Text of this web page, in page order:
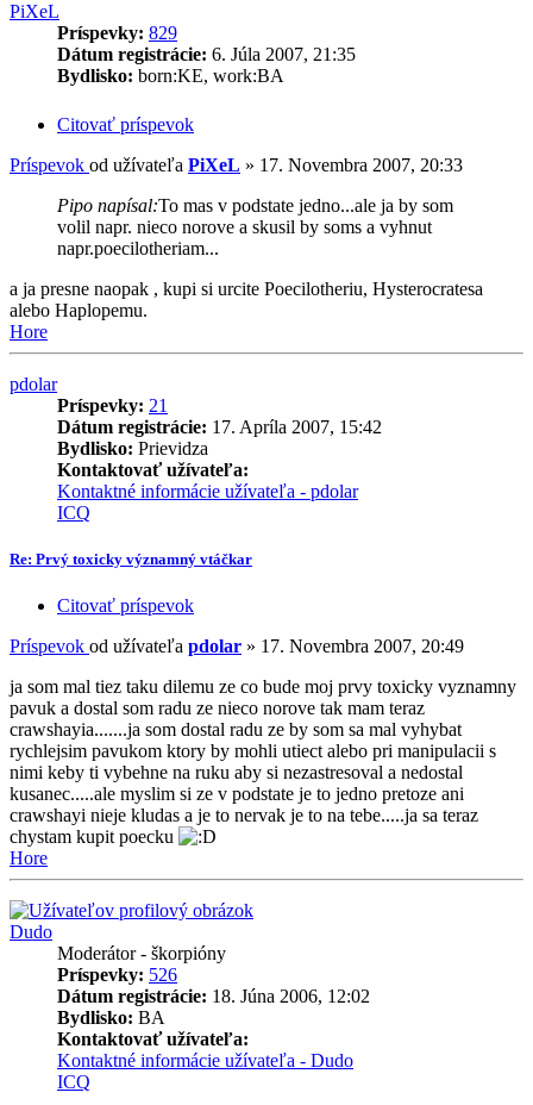
PiXeL
Príspevky: 829
Dátum registrácie: 6. Júla 2007, 21:35
Bydlisko: born:KE, work:BA
Citovať príspevok
Príspevok od užívateľa PiXeL » 17. Novembra 2007, 20:33
Pipo napísal:To mas v podstate jedno...ale ja by som
volil napr. nieco norove a skusil by soms a vyhnut
napr.poecilotheriam...
a ja presne naopak , kupi si urcite Poecilotheriu, Hysterocratesa
alebo Haplopemu.
Hore
pdolar
Príspevky: 21
Dátum registrácie: 17. Apríla 2007, 15:42
Bydlisko: Prievidza
Kontaktovať užívateľa:
Kontaktné informácie užívateľa - pdolar
ICQ
Re: Prvý toxicky významný vtáčkar
Citovať príspevok
Príspevok od užívateľa pdolar » 17. Novembra 2007, 20:49
ja som mal tiez taku dilemu ze co bude moj prvy toxicky vyznamny
pavuk a dostal som radu ze nieco norove tak mam teraz
crawshayia.......ja som dostal radu ze by som sa mal vyhybat
rychlejsim pavukom ktory by mohli utiect alebo pri manipulacii s
nimi keby ti vybehne na ruku aby si nezastresoval a nedostal
kusanec.....ale myslim si ze v podstate je to jedno pretoze ani
crawshayi nieje kludas a je to nervak je to na tebe.....ja sa teraz
chystam kupit poecku
Hore
Dudo
Moderátor - škorpióny
Príspevky: 526
Dátum registrácie: 18. Júna 2006, 12:02
Bydlisko: BA
Kontaktovať užívateľa:
Kontaktné informácie užívateľa - Dudo
ICQ